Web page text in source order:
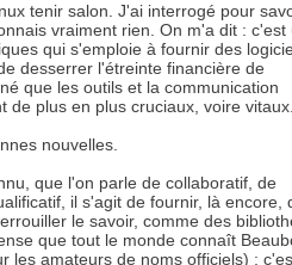
tenir salon. J'ai interrogé pour
vraiment rien. On m'a dit : c'est
qui s'emploie à fournir des
desserrer l'étreinte financière de
que les outils et la communication
de plus en plus cruciaux, voire
nouvelles.
que l'on parle de collaboratif, de
il s'agit de fournir, là encore,
le savoir, comme des
que tout le monde connaît
les amateurs de noms officiels) ;